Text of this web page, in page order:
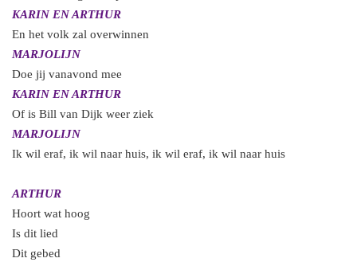
KARIN EN ARTHUR
En het volk zal overwinnen
MARJOLIJN
Doe jij vanavond mee
KARIN EN ARTHUR
Of is Bill van Dijk weer ziek
MARJOLIJN
Ik wil eraf, ik wil naar huis, ik wil eraf, ik wil naar huis
ARTHUR
Hoort wat hoog
Is dit lied
Dit gebed